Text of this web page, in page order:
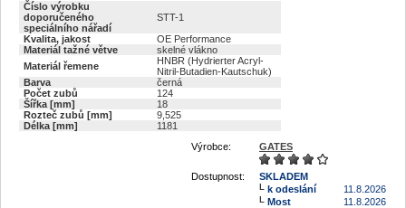
Číslo výrobku
doporučeného
speciálního nářadí
STT-1
Kvalita, jakost
OE Performance
Materiál tažné větve
skelné vlákno
Materiál řemene
HNBR (Hydrierter Acryl-
Nitril-Butadien-Kautschuk)
Barva
černá
Počet zubů
124
Šířka [mm]
18
Rozteč zubů [mm]
9,525
Délka [mm]
1181
Výrobce:
GATES
Dostupnost:
SKLADEM
k odeslání
11.8.2026
Most
11.8.2026